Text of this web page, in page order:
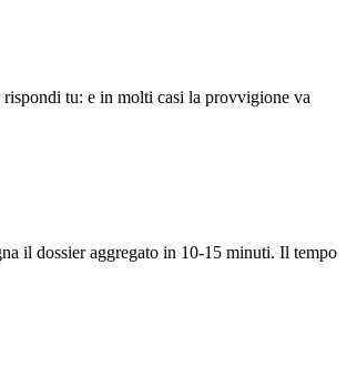
tu: e in molti casi la provvigione va
il dossier aggregato in 10-15 minuti. Il tempo